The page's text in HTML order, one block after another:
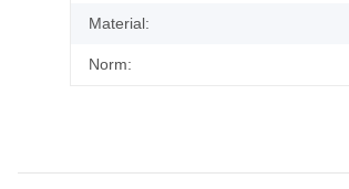
Material:
Norm: